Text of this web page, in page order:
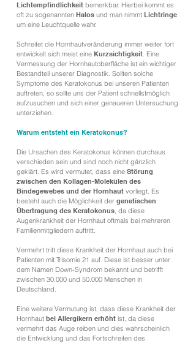
Lichtempfindlichkeit bemerkbar. Hierbei kommt es
oft zu sogenannten Halos und man nimmt Lichtringe
um eine Leuchtquelle wahr.
Schreitet die Hornhautveränderung immer weiter fort
entwickelt sich meist eine Kurzsichtigkeit. Eine
Vermessung der Hornhautoberfläche ist ein wichtiger
Bestandteil unserer Diagnostik. Sollten solche
Symptome des Keratokonus bei unseren Patienten
auftreten, so sollte uns der Patient schnellstmöglich
aufzusuchen und sich einer genaueren Untersuchung
unterziehen.
Warum entsteht ein Keratokonus?
Die Ursachen des Keratokonus können durchaus
verschieden sein und sind noch nicht gänzlich
geklärt. Es wird vermutet, dass eine Störung
zwischen den Kollagen-Molekülen des
Bindegewebes und der Hornhaut vorliegt. Es
besteht auch die Möglichkeit der genetischen
Übertragung des Keratokonus, da diese
Augenkrankheit der Hornhaut oftmals bei mehreren
Familienmitgliedern auftritt.
Vermehrt tritt diese Krankheit der Hornhaut auch bei
Patienten mit Trisomie 21 auf. Diese ist besser unter
dem Namen Down-Syndrom bekannt und betrifft
zwischen 30.000 und 50.000 Menschen in
Deutschland.
Eine weitere Vermutung ist, dass diese Krankheit der
Hornhaut bei Allergikern erhöht ist, da diese
vermehrt das Auge reiben und dies wahrscheinlich
die Entwicklung und das Fortschreiten des